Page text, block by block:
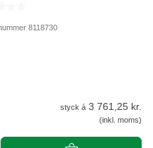
8118730
styck á 3 761,25 kr.
(inkl. moms)